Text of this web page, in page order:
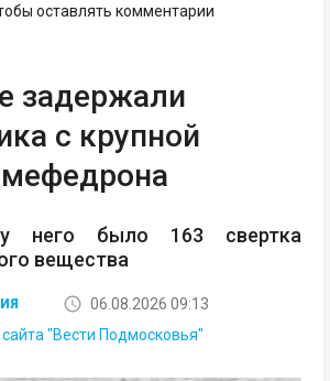
оставлять комментарии
задержали
с крупной
него было 163 свертка
вещества
06.08.2026 09:13
"Вести Подмосковья"